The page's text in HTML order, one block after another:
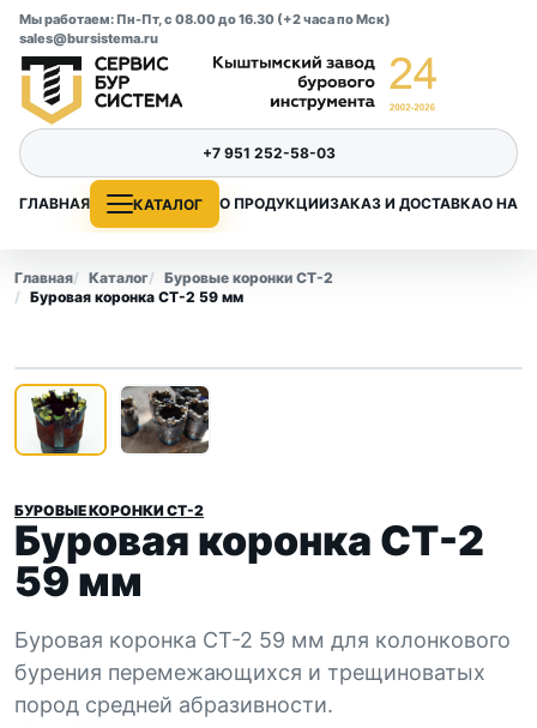
Мы работаем: Пн-Пт, с 08.00 до 16.30 (+2 часа по Мск)
sales@bursistema.ru
ГЛАВНАЯ КАТАЛОГ О ПРОДУКЦИИЗАКАЗ И ДОСТАВКАО НАС
+7 951 252-58-03
Главная Каталог
Буровые коронки СТ-2
Буровая коронка СТ-2 59 мм
‹ ›
БУРОВЫЕ КОРОНКИ СТ-2
Буровая коронка СТ-2
59 мм
Буровая коронка СТ-2 59 мм для колонкового
бурения перемежающихся и трещиноватых
пород средней абразивности.